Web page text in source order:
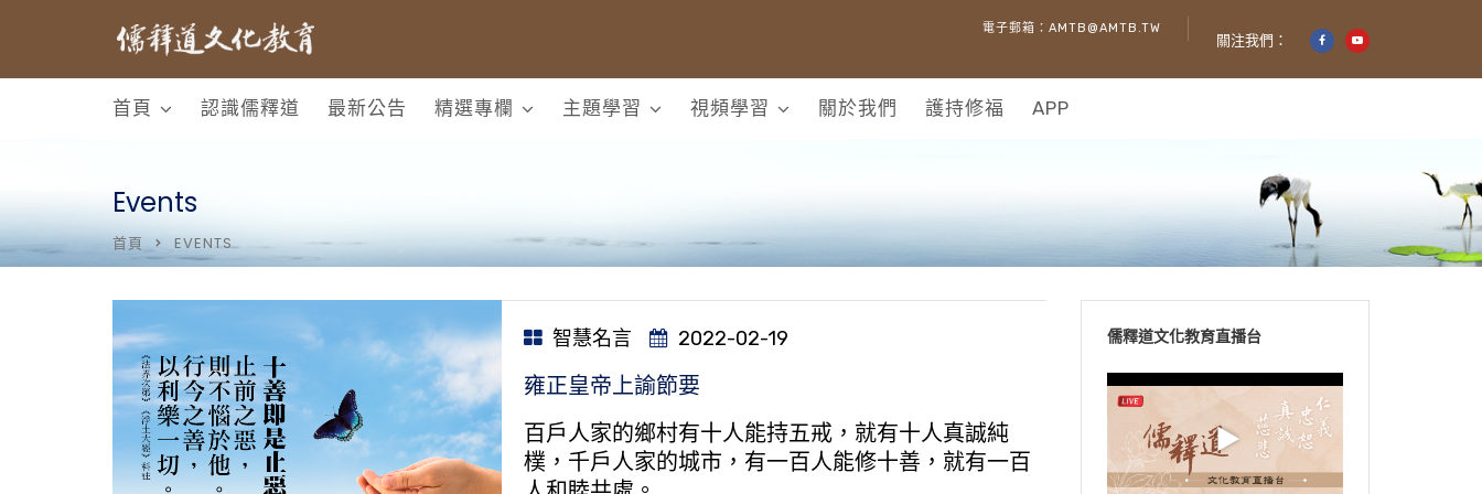
電子郵箱：AMTB@AMTB.TW
關注我們：
首頁 認識儒釋道 最新公告 精選專欄 主題學習 視頻學習 關於我們 護持修福 APP
Events
首頁 EVENTS
智慧名言 2022-02-19
雍正皇帝上諭節要
百戶人家的鄉村有十人能持五戒，就有十人真誠純
樸，千戶人家的城市，有一百人能修十善，就有一百
儒釋道文化教育直播台